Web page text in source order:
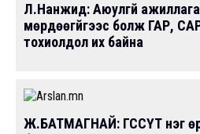
Л.Нанжид: Аюулгүй
мөрдөөгүйгээс болж ГАР,
тохиолдол их байна
Ж.БАТМАГНАЙ: ГССҮТ нэг